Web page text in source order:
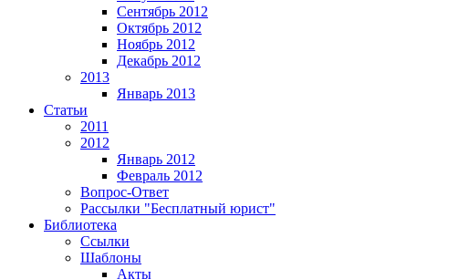
Сентябрь 2012
Октябрь 2012
Ноябрь 2012
Декабрь 2012
2013
Январь 2013
Статьи
2011
2012
Январь 2012
Февраль 2012
Вопрос-Ответ
Рассылки "Бесплатный юрист"
Библиотека
Ссылки
Шаблоны
Акты